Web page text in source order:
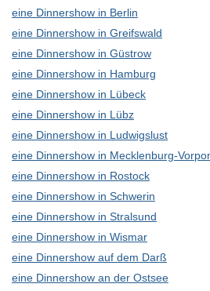
eine Dinnershow in Berlin
eine Dinnershow in Greifswald
eine Dinnershow in Güstrow
eine Dinnershow in Hamburg
eine Dinnershow in Lübeck
eine Dinnershow in Lübz
eine Dinnershow in Ludwigslust
eine Dinnershow in Mecklenburg-
eine Dinnershow in Rostock
eine Dinnershow in Schwerin
eine Dinnershow in Stralsund
eine Dinnershow in Wismar
eine Dinnershow auf dem Darß
eine Dinnershow an der Ostsee